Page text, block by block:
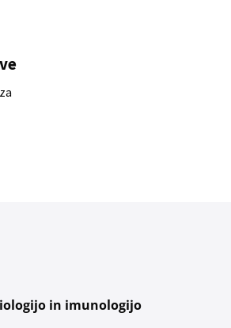
in imunologijo